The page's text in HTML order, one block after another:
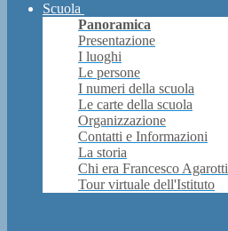
Scuola
Panoramica
Presentazione
I luoghi
Le persone
I numeri della scuola
Le carte della scuola
Organizzazione
Contatti e Informazioni
La storia
Chi era Francesco Agarotti
Tour virtuale dell'Istituto